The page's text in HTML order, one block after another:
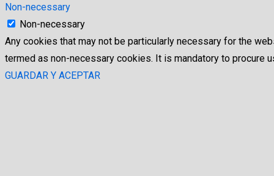
Non-necessary
Non-necessary
Any cookies that may not be particularly necessary for the
termed as non-necessary cookies. It is mandatory to procure
GUARDAR Y ACEPTAR